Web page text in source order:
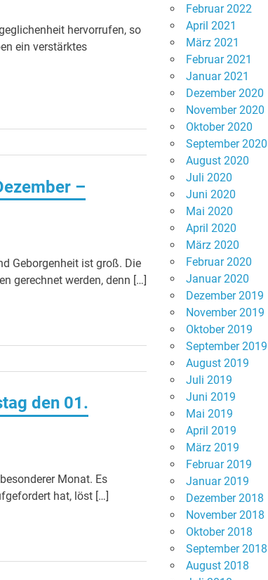
hervorrufen, so
ein verstärktes
–
Geborgenheit ist groß. Die
gerechnet werden, denn […]
den 01.
Monat. Es
hat, löst […]
Februar 2022
April 2021
März 2021
Februar 2021
Januar 2021
Dezember 2020
November 2020
Oktober 2020
September 2020
August 2020
Juli 2020
Juni 2020
Mai 2020
April 2020
März 2020
Februar 2020
Januar 2020
Dezember 2019
November 2019
Oktober 2019
September 2019
August 2019
Juli 2019
Juni 2019
Mai 2019
April 2019
März 2019
Februar 2019
Januar 2019
Dezember 2018
November 2018
Oktober 2018
September 2018
August 2018